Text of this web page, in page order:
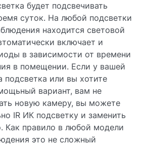
будет подсвечивать
суток. На любой подсветки
находится световой
включает и
в зависимости от времени
в помещении. Если у вашей
подсветка или вы хотите
вариант, вам не
новую камеру, вы можете
IR ИК подсветку и заменить
Как правило в любой модели
это не сложный